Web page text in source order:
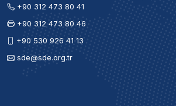
+90 312 473 80 41
+90 312 473 80 46
+90 530 926 41 13
sde@sde.org.tr